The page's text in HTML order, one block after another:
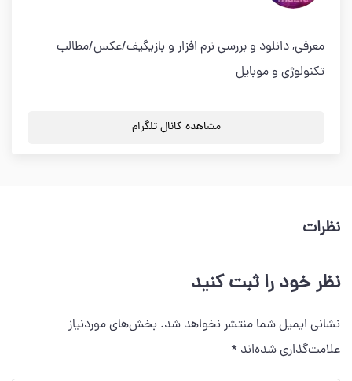
معرفی, دانلود و بررسی نرم افزار و بازیگیف/عکس/مطالب
تکنولوژی و موبایل
مشاهده کانال تلگرام
نظرات
نظر خود را ثبت کنید
نشانی ایمیل شما منتشر نخواهد شد. بخش‌های موردنیاز
علامت‌گذاری شده‌اند *